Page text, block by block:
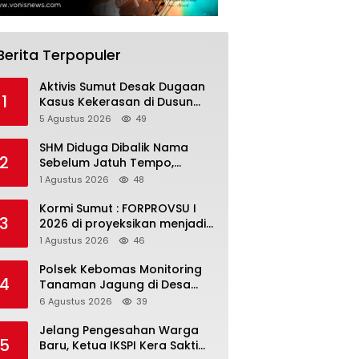
Terpopuler
1
Aktivis Sumut Desak Dugaan
Kasus Kekerasan di Dusun
Balakka, Desa Gunung
5 Agustus 2026 49
2
SHM Diduga Dibalik Nama
Sebelum Jatuh Tempo,
Warga Gresik Gugat
Somasi Kepala Desa
1 Agustus 2026 48
3
Kormi Sumut : FORPROVSU I
2026 di proyeksikan menjadi
ajang Festival Olahraga
terbanyak di Indonesia
1 Agustus 2026 46
Polsek Kebomas Monitoring
Tanaman Jagung di Desa
Kembangan, Perkuat
Nasional
6 Agustus 2026 39
Jelang Pengesahan Warga
Baru, Ketua IKSPI Kera Sakti